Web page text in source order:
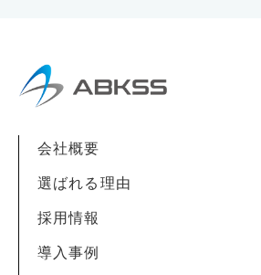
会社概要
選ばれる理由
採用情報
導入事例